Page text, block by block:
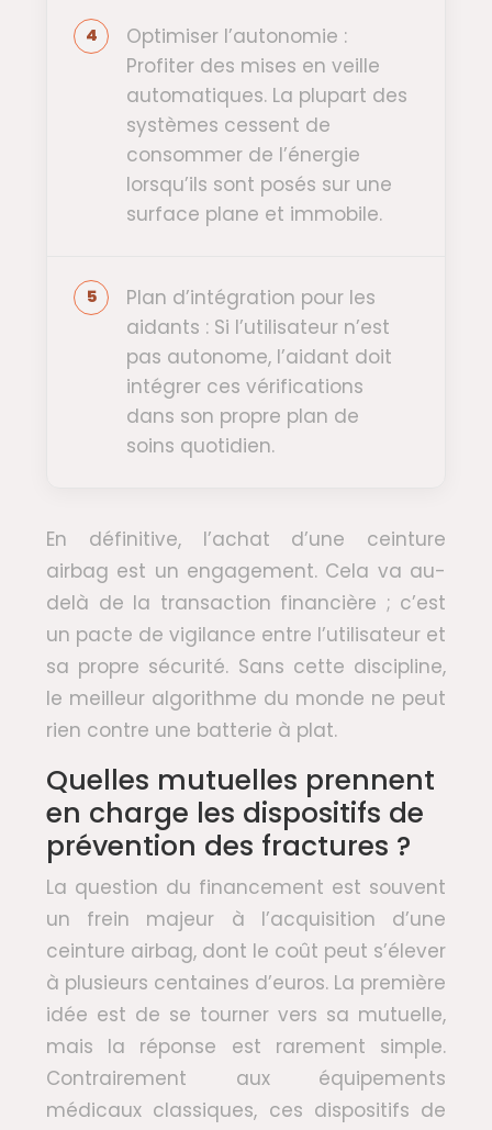
Optimiser l’autonomie :
Profiter des mises en veille
automatiques. La plupart des
systèmes cessent de
consommer de l’énergie
lorsqu’ils sont posés sur une
surface plane et immobile.
Plan d’intégration pour les
aidants : Si l’utilisateur n’est
pas autonome, l’aidant doit
intégrer ces vérifications
dans son propre plan de
soins quotidien.
En définitive, l’achat d’une ceinture
airbag est un engagement. Cela va au-
delà de la transaction financière ; c’est
un pacte de vigilance entre l’utilisateur et
sa propre sécurité. Sans cette discipline,
le meilleur algorithme du monde ne peut
rien contre une batterie à plat.
Quelles mutuelles prennent
en charge les dispositifs de
prévention des fractures ?
La question du financement est souvent
un frein majeur à l’acquisition d’une
ceinture airbag, dont le coût peut s’élever
à plusieurs centaines d’euros. La première
idée est de se tourner vers sa mutuelle,
mais la réponse est rarement simple.
Contrairement aux équipements
médicaux classiques, ces dispositifs de